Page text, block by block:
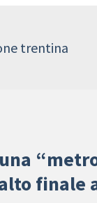
trentina
finale